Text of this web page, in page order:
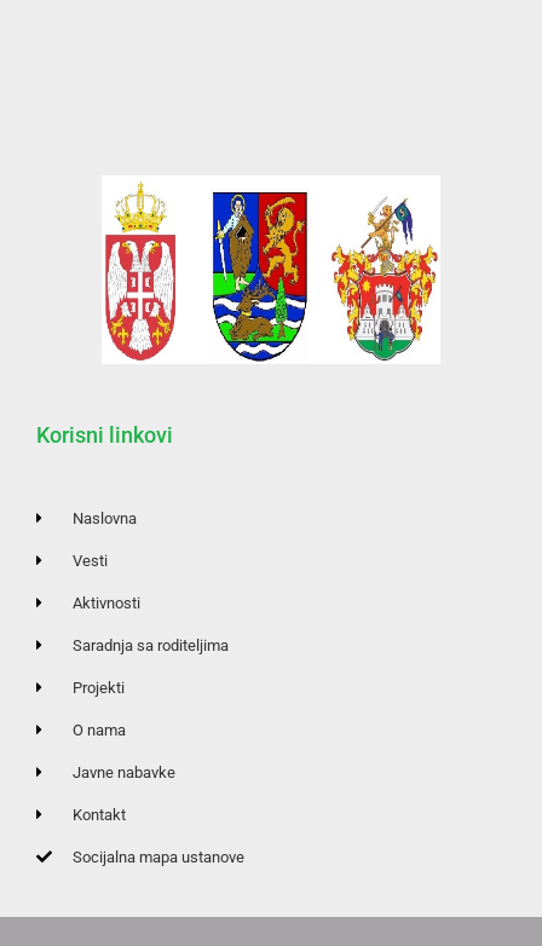
Korisni linkovi
Naslovna
Vesti
Aktivnosti
Saradnja sa roditeljima
Projekti
O nama
Javne nabavke
Kontakt
Socijalna mapa ustanove